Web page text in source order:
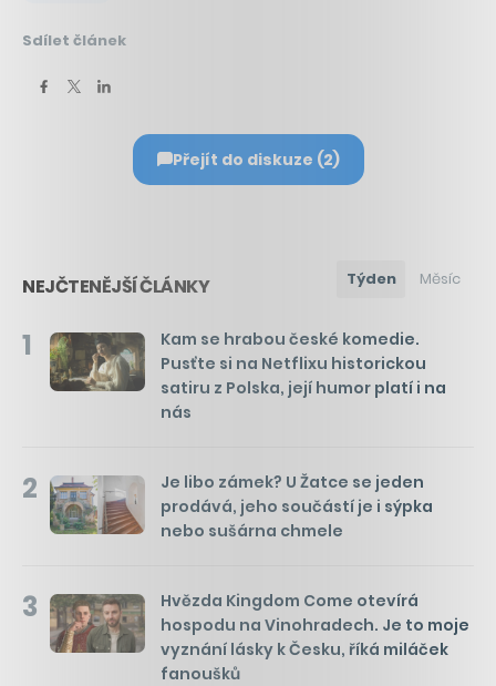
Sdílet článek
Přejít do diskuze (2)
NEJČTENĚJŠÍ ČLÁNKY Týden Měsíc
1
Kam se hrabou české komedie.
Pusťte si na Netflixu historickou
satiru z Polska, její humor platí i na
nás
2
Je libo zámek? U Žatce se jeden
prodává, jeho součástí je i sýpka
nebo sušárna chmele
3
Hvězda Kingdom Come otevírá
hospodu na Vinohradech. Je to moje
vyznání lásky k Česku, říká miláček
fanoušků